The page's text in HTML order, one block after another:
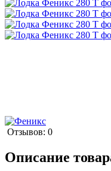
Отзывов: 0
Описание